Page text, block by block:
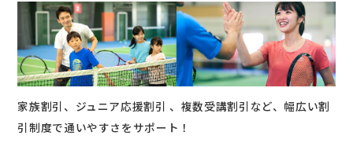
家族割引、ジュニア応援割引 、複数受講割引など、幅広い割
引制度で通いやすさをサポート！